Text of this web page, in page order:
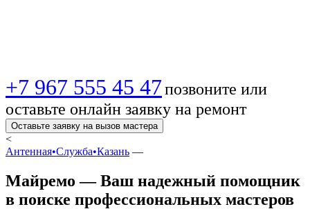
+7 967 555 45 47позвоните или
оставьте онлайн заявку на ремонт
Оставьте заявку на вызов мастера
<
Антенная•Служба•Казань —
Майремо — Ваш надежный помощник
в поиске профессиональных мастеров